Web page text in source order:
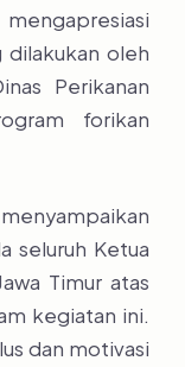
dilakukan oleh
Perikanan
forikan
seluruh Ketua
Timur atas
kegiatan ini.
dan motivasi